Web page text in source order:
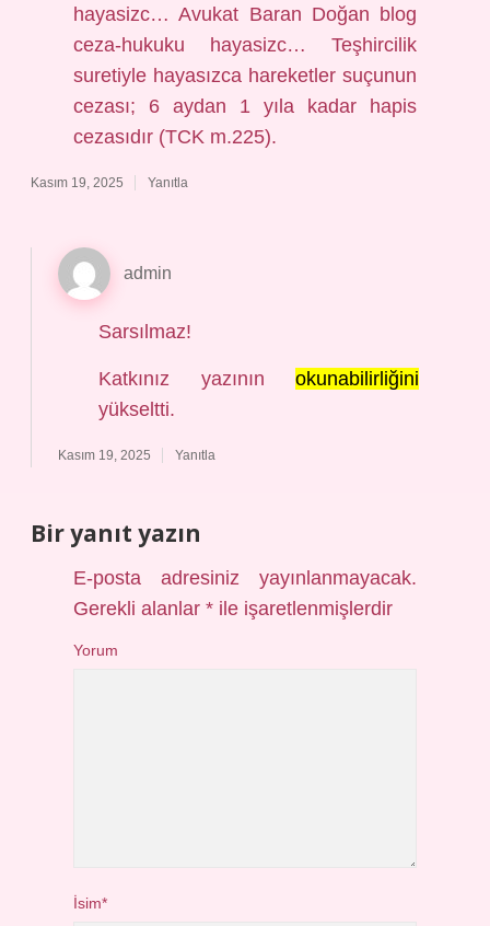
hayasizc… Avukat Baran Doğan blog
ceza-hukuku hayasizc… Teşhircilik
suretiyle hayasızca hareketler suçunun
cezası; 6 aydan 1 yıla kadar hapis
cezasıdır (TCK m.225).
Kasım 19, 2025 Yanıtla
admin
Sarsılmaz!
Katkınız yazınınokunabilirliğini
yükseltti.
Kasım 19, 2025 Yanıtla
Bir yanıt yazın
E-posta adresiniz yayınlanmayacak.
Gerekli alanlar* ile işaretlenmişlerdir
Yorum
İsim*